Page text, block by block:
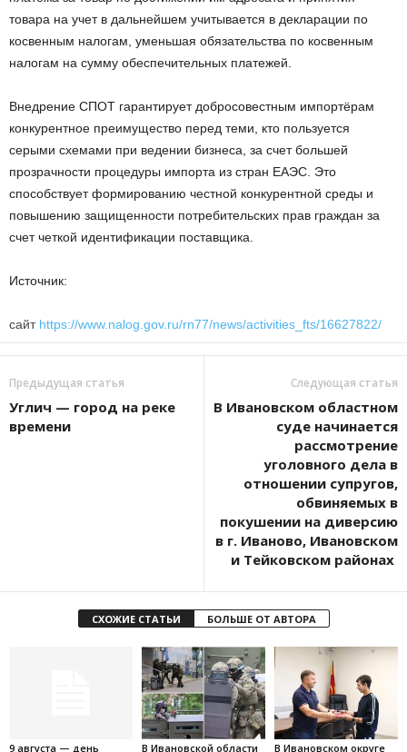
товара на учет в дальнейшем учитывается в декларации по
косвенным налогам, уменьшая обязательства по косвенным
налогам на сумму обеспечительных платежей.
Внедрение СПОТ гарантирует добросовестным импортёрам
конкурентное преимущество перед теми, кто пользуется
серыми схемами при ведении бизнеса, за счет большей
прозрачности процедуры импорта из стран ЕАЭС. Это
способствует формированию честной конкурентной среды и
повышению защищенности потребительских прав граждан за
счет четкой идентификации поставщика.
Источник:
сайт https://www.nalog.gov.ru/rn77/news/activities_fts/16627822/
Предыдущая статья
Углич — город на реке
времени
Следующая статья
В Ивановском областном
суде начинается
рассмотрение
уголовного дела в
отношении супругов,
обвиняемых в
покушении на диверсию
в г. Иваново, Ивановском
и Тейковском районах
СХОЖИЕ СТАТЬИ БОЛЬШЕ ОТ АВТОРА
9 августа — день
В Ивановской области
В Ивановском округе